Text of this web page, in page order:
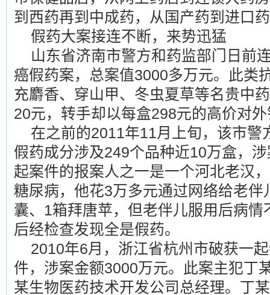
到西药再到中成药，从国产药到进口
假药大案接连不断，来势迅猛
山东省济南市警方和药监部门日前
癌假药案，总案值3000多万元。此类
充麝香、穿山甲、冬虫夏草等名贵中
20元，转手却以每盒298元的高价对
在之前的2011年11月上旬，该市警
假药成分涉及249个品种近10万盒，
起案件的报案人之一是一个河北老汉
糖尿病，他花3万多元通过网络给老伴
囊、1箱拜唐苹，但老伴儿服用后病
后经检查发现全是假药。
2010年6月，浙江省杭州市破获一
件，涉案金额3000万元。此案主犯丁
某生物医药技术开发公司总经理。丁